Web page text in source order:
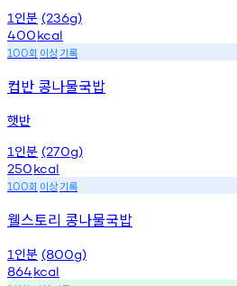
1 인분 (236g)
400kcal
100회 이상기록
컵반 콩나물국밥
햇반
1 인분 (270g)
250kcal
100회 이상기록
웰스토리 콩나물국밥
1 인분 (800g)
864kcal